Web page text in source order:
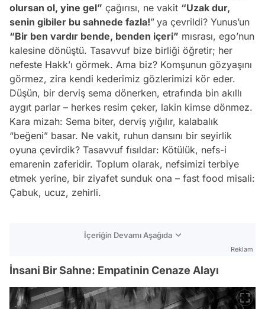
olursan ol, yine gel” çağırısı, ne vakit “Uzak dur,
senin gibiler bu sahnede fazla!” ya çevrildi? Yunus’un
“Bir ben vardır bende, benden içeri” mısrası, ego’nun
kalesine dönüştü. Tasavvuf bize birliği öğretir; her
nefeste Hakk’ı görmek. Ama biz? Komşunun gözyaşını
görmez, zira kendi kederimiz gözlerimizi kör eder.
Düşün, bir derviş sema dönerken, etrafında bin akıllı
aygıt parlar – herkes resim çeker, lakin kimse dönmez.
Kara mizah: Sema biter, derviş yığılır, kalabalık
“beğeni” basar. Ne vakit, ruhun dansını bir seyirlik
oyuna çevirdik? Tasavvuf fısıldar: Kötülük, nefs-i
emarenin zaferidir. Toplum olarak, nefsimizi terbiye
etmek yerine, bir ziyafet sunduk ona – fast food misali:
Çabuk, ucuz, zehirli.
İçeriğin Devamı Aşağıda
Reklam
İnsani Bir Sahne: Empatinin Cenaze Alayı